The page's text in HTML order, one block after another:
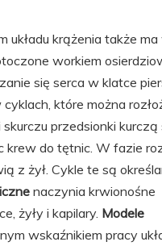
układu krążenia także
workiem
się serca w klatce
które można
przedsionki kurczą
krew do tętnic. W fazie
z żył. Cykle te są
naczynia krwionośne
żyły i kapilary. Modele
wskaźnikiem pracy